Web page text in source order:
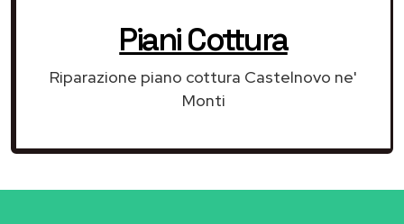
Piani Cottura
Riparazione piano cottura Castelnovo ne'
Monti